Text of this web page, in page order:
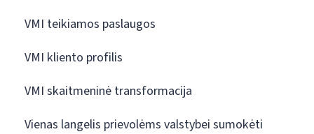
VMI teikiamos paslaugos
VMI kliento profilis
VMI skaitmeninė transformacija
Vienas langelis prievolėms valstybei sumokėti